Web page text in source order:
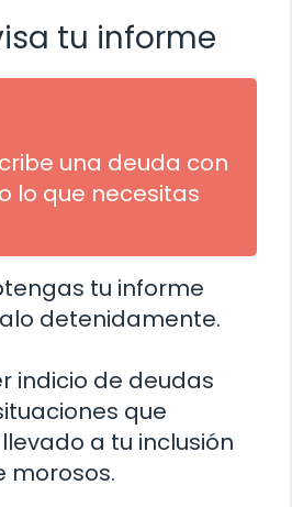
tu informe
una deuda con
lo que necesitas
tu informe
detenidamente.
indicio de deudas
que
a tu inclusión
morosos.